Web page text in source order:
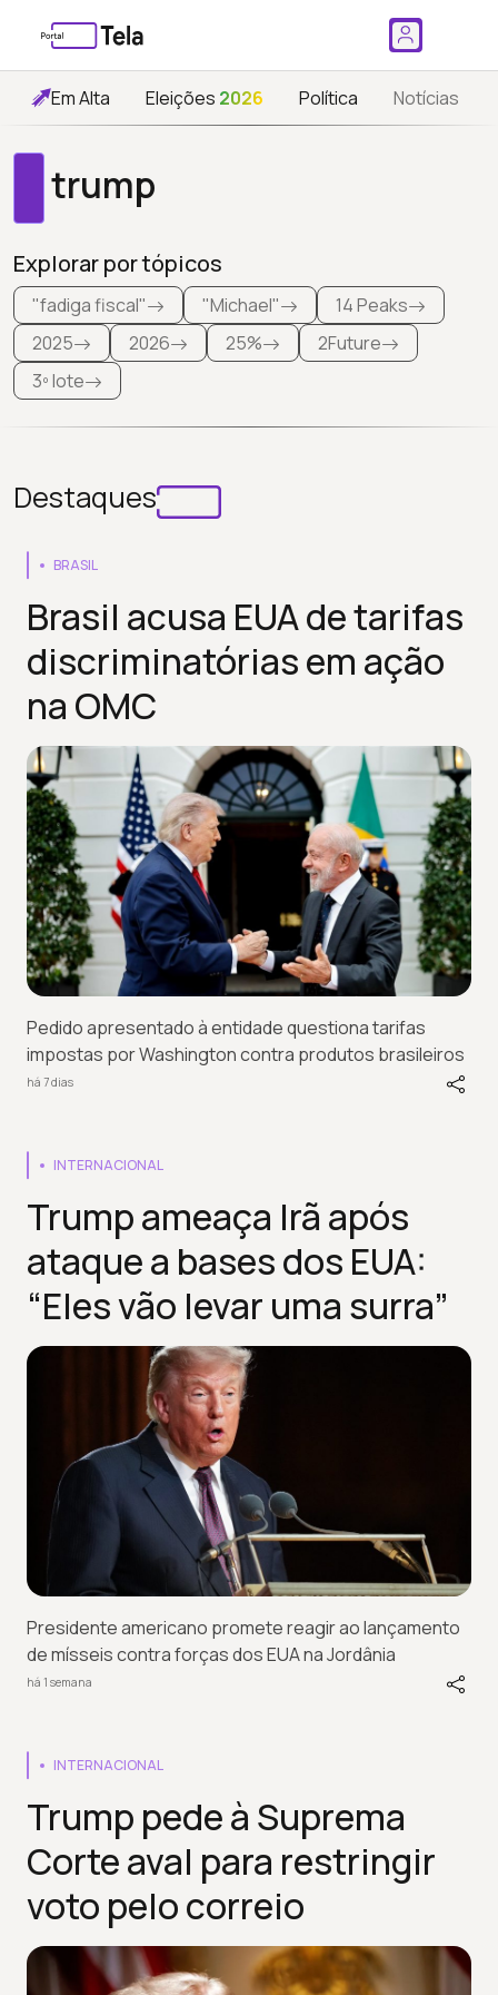
Em Alta Eleições 2026 Política Notícias
trump
Explorar por tópicos
"fadiga fiscal" "Michael"
14 Peaks
2025
2026 25%
2Future
3º lote
Destaques
BRASIL
Brasil acusa EUA de tarifas
discriminatórias em ação
na OMC
Pedido apresentado à entidade questiona tarifas
impostas por Washington contra produtos brasileiros
há 7 dias
INTERNACIONAL
Trump ameaça Irã após
ataque a bases dos EUA:
“Eles vão levar uma surra”
Presidente americano promete reagir ao lançamento
de mísseis contra forças dos EUA na Jordânia
há 1 semana
INTERNACIONAL
Trump pede à Suprema
Corte aval para restringir
voto pelo correio